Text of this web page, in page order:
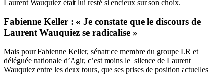
Laurent Wauquiez était lui resté silencieux sur son choix.
Fabienne Keller : « Je constate que le discours de
Laurent Wauquiez se radicalise »
Mais pour Fabienne Keller, sénatrice membre du groupe LR et
déléguée nationale d’Agir, c’est moins le silence de Laurent
Wauquiez entre les deux tours, que ses prises de position actuelles